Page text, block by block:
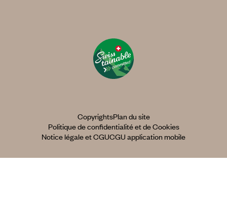
CopyrightsPlan du site
Politique de confidentialité et de Cookies
Notice légale et CGUCGU application mobile